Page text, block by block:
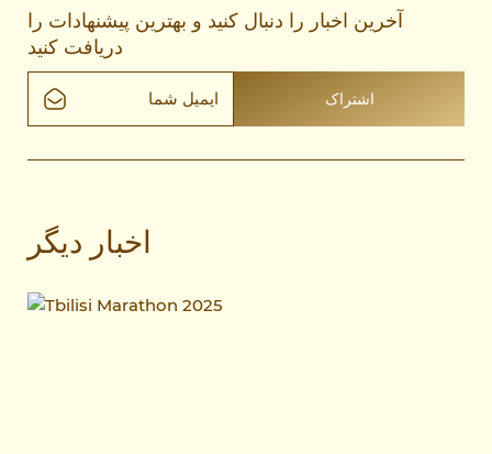
آخرین اخبار را دنبال کنید و بهترین پیشنهادات را
دریافت کنید
اخبار دیگر